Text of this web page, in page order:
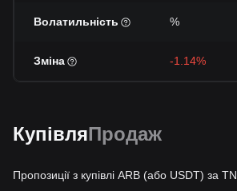
Волатильність %
Зміна -1.14%
КупівляПродаж
Пропозиції з купівлі ARB (або USDT) за